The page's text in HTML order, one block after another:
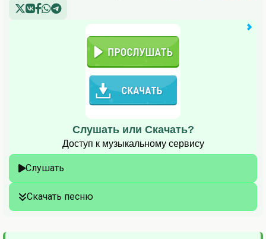
Слушать или Скачать?
Доступ к музыкальному сервису
Слушать
Скачать песню